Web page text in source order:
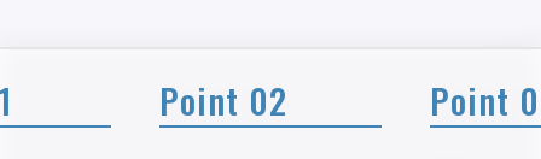
Point 02 Point